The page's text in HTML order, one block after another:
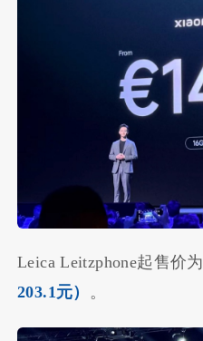
Leica Leitzphone起售价为
203.1元）
。